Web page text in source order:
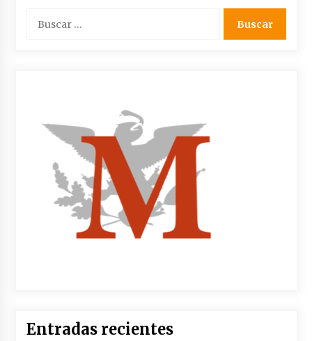
Entradas recientes